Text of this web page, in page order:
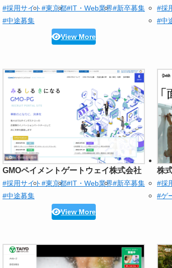
#採用サイト#東京都#IT・Web業界#新卒募集
#中途募集
View More
#採
#中
GMOペイメントゲートウェイ株式会社
#採用サイト#東京都#IT・Web業界#新卒募集
#中途募集
View More
株
#採
#ゲ